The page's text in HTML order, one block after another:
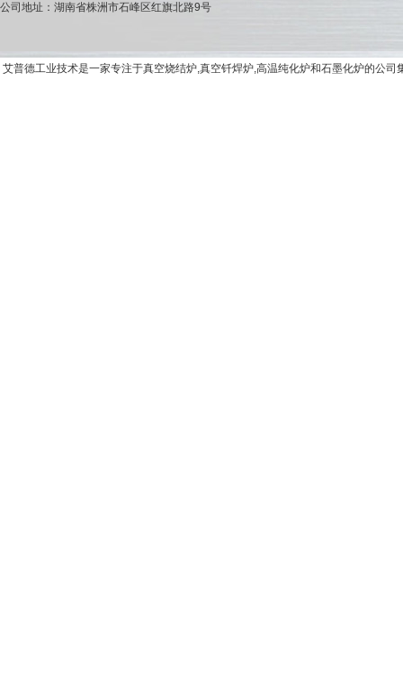
公司地址：湖南省株洲市石峰区红旗北路9号
艾普德工业技术是一家专注于真空烧结炉,真空钎焊炉,高温纯化炉和石墨化炉的公